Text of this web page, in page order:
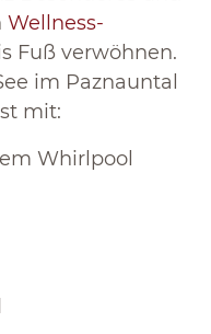
Wellness-
Fuß verwöhnen.
im Paznauntal
mit:
Whirlpool